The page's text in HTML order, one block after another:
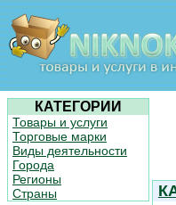
КАТЕГОРИИ
Товары и услуги
Торговые марки
Виды деятельности
Города
Регионы
Страны